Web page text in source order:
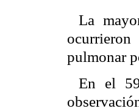
La
pulmonar
En el